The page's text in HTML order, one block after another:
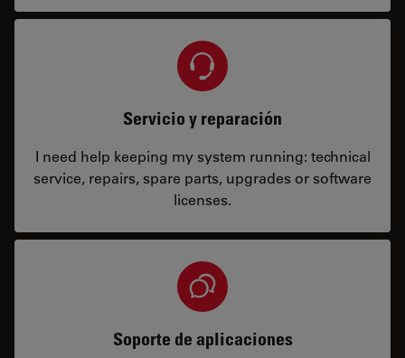
Servicio y reparación
I need help keeping my system running: technical
service, repairs, spare parts, upgrades or software
licenses.
Soporte de aplicaciones